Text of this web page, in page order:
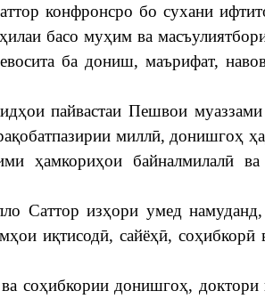
конфронсро бо сухани
басо муҳим ва
ба дониш, маърифат,
пайвастаи Пешвои
миллӣ, донишгоҳ
ҳамкориҳои байналмилалӣ
Саттор изҳори умед
иқтисодӣ, сайёҳӣ, соҳибкорӣ
соҳибкории донишгоҳ,